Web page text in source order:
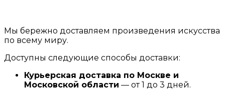
Мы бережно доставляем произведения искусства
по всему миру.
Доступны следующие способы доставки:
Курьерская доставка по Москве и
Московской области — от 1 до 3 дней.